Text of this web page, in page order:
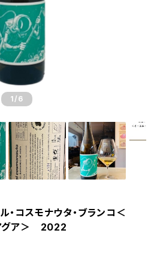
1 /6
・コスモナウタ・ブランコ＜
アグア＞ 2022